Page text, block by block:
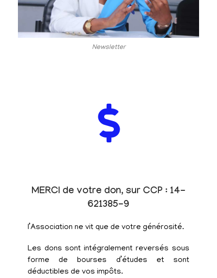
Newsletter
MERCI de votre don, sur CCP : 14-
621385-9
l’Association ne vit que de votre générosité.
Les dons sont intégralement reversés sous
forme de bourses d’études et sont
déductibles de vos impôts.